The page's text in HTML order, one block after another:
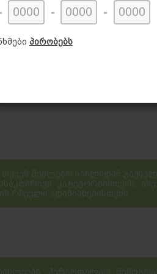
- -
პირობებს
შეძლებთ სახლიდან
კატეგორიისთვის,
რჩეული ადამიანებისთვის.
პერიოდულად